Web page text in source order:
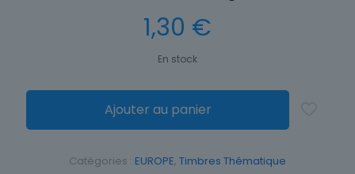
1,30 €
En stock
Ajouter au panier
Catégories : EUROPE, Timbres Thématique